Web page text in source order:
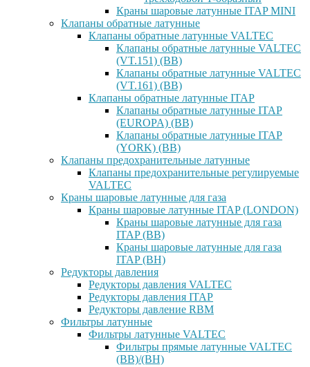
Краны шаровые латунные ITAP MINI
Клапаны обратные латунные
Клапаны обратные латунные VALTEC
Клапаны обратные латунные VALTEC
(VT.151) (ВВ)
Клапаны обратные латунные VALTEC
(VT.161) (ВВ)
Клапаны обратные латунные ITAP
Клапаны обратные латунные ITAP
(EUROPA) (ВВ)
Клапаны обратные латунные ITAP
(YORK) (ВВ)
Клапаны предохранительные латунные
Клапаны предохранительные регулируемые
VALTEC
Краны шаровые латунные для газа
Краны шаровые латунные ITAP (LONDON)
Краны шаровые латунные для газа
ITAP (ВВ)
Краны шаровые латунные для газа
ITAP (ВН)
Редукторы давления
Редукторы давления VALTEC
Редукторы давления ITAP
Редукторы давление RBM
Фильтры латунные
Фильтры латунные VALTEC
Фильтры прямые латунные VALTEC
(ВВ)/(ВН)